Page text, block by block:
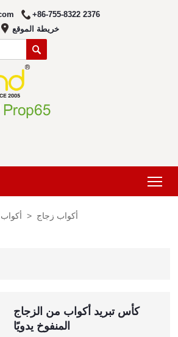
+86-755-8322 2376
خريطة الموقع

أكواب > أكواب زجاج
كأس تبريد أكواب من الزجاج
المنفوخ يدويًا